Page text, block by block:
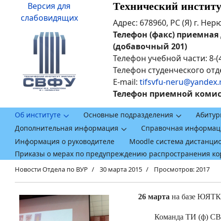
Версия для
слабовидящих
Технический
Адрес: 678960, РС (Я) г.
Телефон (факс) приемная
(добавочный 201)
Телефон учебной части: 8-
Телефон студенческого
E-mail: tifsvfu-
Телефон приемной
Об институте Основные подразделения
Дополнительная информация
Справочная
Информация о руководителе
Moodle система
Приказы о мерах по предупреждению распространения
Новости Отдела по ВУР 30 марта 2015 Просмотров: 2017
26 марта на базе ЮЯТК
Команда ТИ (ф)